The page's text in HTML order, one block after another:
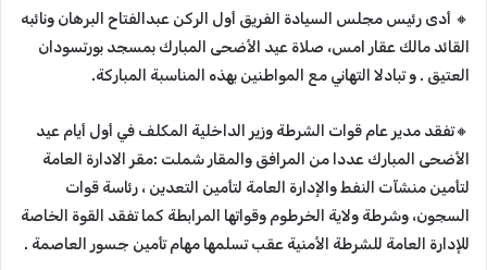
🔸‬‏ أدى رئيس مجلس السيادة الفريق أول الركن عبدالفتاح البرهان ونائبه
القائد مالك عقار امس، صلاة عيد الأضحى المبارك بمسجد بورتسودان
العتيق . و تبادلا التهاني مع المواطنين بهذه المناسبة المباركة.
🔸‬‏تفقد مدير عام قوات الشرطة وزير الداخلية المكلف في أول أيام عيد
الأضحى المبارك عددا من المرافق والمقار شملت :مقر الادارة العامة
لتأمين منشآت النفط والإدارة العامة لتأمين التعدين ، رئاسة قوات
السجون، وشرطة ولاية الخرطوم وقواتها المرابطة كما تفقد القوة الخاصة
للإدارة العامة للشرطة الأمنية عقب تسلمها مهام تأمين جسور العاصمة .